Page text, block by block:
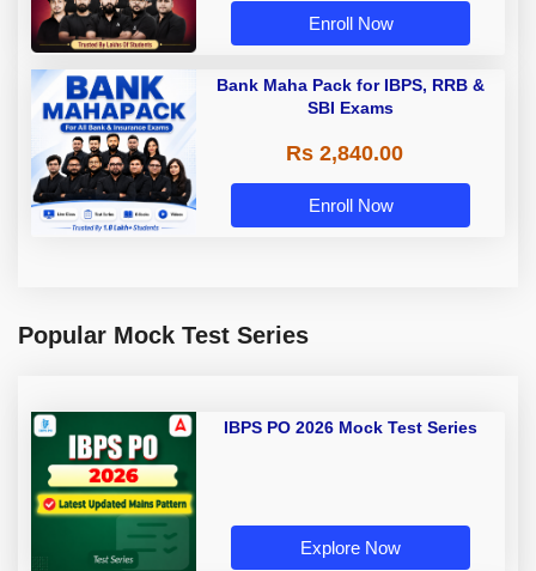
Enroll Now
Bank Maha Pack for IBPS, RRB &
SBI Exams
Rs 2,840.00
Enroll Now
Popular Mock Test Series
IBPS PO 2026 Mock Test Series
Explore Now